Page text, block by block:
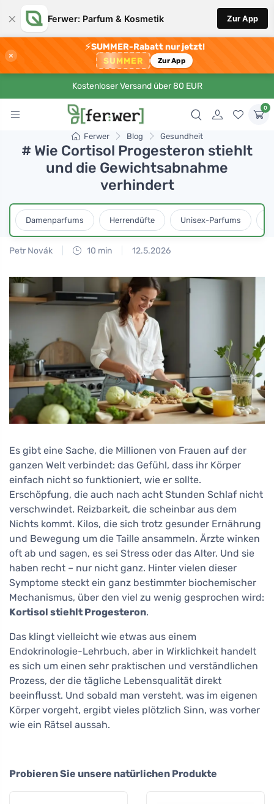
× Ferwer: Parfum & Kosmetik Zur App
×
⚡SUMMER-Rabatt nur jetzt!
SUMMER Zur App
Kostenloser Versand über 80 EUR
0
Ferwer Blog Gesundheit
# Wie Cortisol Progesteron stiehlt
und die Gewichtsabnahme
verhindert
Damenparfums Herrendüfte Unisex-Parfums
Petr Novák 10 min 12.5.2026
Es gibt eine Sache, die Millionen von Frauen auf der
ganzen Welt verbindet: das Gefühl, dass ihr Körper
einfach nicht so funktioniert, wie er sollte.
Erschöpfung, die auch nach acht Stunden Schlaf nicht
verschwindet. Reizbarkeit, die scheinbar aus dem
Nichts kommt. Kilos, die sich trotz gesunder Ernährung
und Bewegung um die Taille ansammeln. Ärzte winken
oft ab und sagen, es sei Stress oder das Alter. Und sie
haben recht – nur nicht ganz. Hinter vielen dieser
Symptome steckt ein ganz bestimmter biochemischer
Mechanismus, über den viel zu wenig gesprochen wird:
Kortisol stiehlt Progesteron.
Das klingt vielleicht wie etwas aus einem
Endokrinologie-Lehrbuch, aber in Wirklichkeit handelt
es sich um einen sehr praktischen und verständlichen
Prozess, der die tägliche Lebensqualität direkt
beeinflusst. Und sobald man versteht, was im eigenen
Körper vorgeht, ergibt vieles plötzlich Sinn, was vorher
wie ein Rätsel aussah.
Probieren Sie unsere natürlichen Produkte